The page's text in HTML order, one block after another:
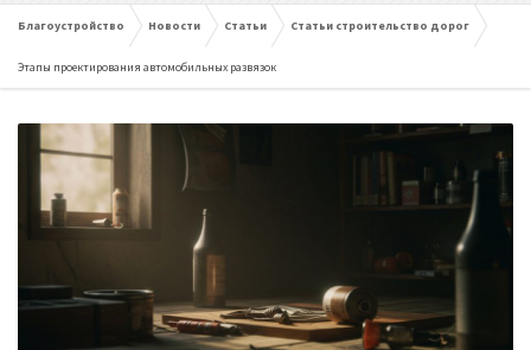
Благоустройство Новости Статьи Статьи строительство дорог
Этапы проектирования автомобильных развязок